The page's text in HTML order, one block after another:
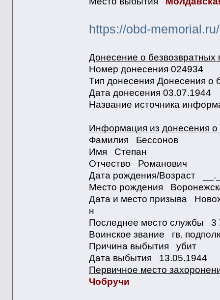
https://obd-
Донесение о безвозвратных
Номер донесения 024934
Тип донесения Донесения о
Дата донесения 03.07.1944
Название источника
Информация из донесения о
Фамилия Бессонов
Имя Степан
Отчество Романович
Дата рождения/Возраст
Место рождения
Дата и место призыва
н
Последнее место службы
Воинское звание гв.
Причина выбытия убит
Дата выбытия 13.05.1944
Первичное место
Чобручи